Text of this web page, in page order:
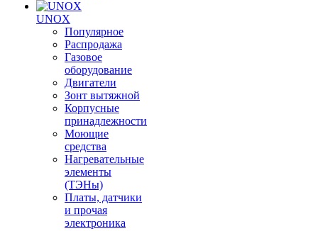
UNOX
Популярное
Распродажа
Газовое
оборудование
Двигатели
Зонт вытяжной
Корпусные
принадлежности
Моющие
средства
Нагревательные
элементы
(ТЭНы)
Платы, датчики
и прочая
электроника